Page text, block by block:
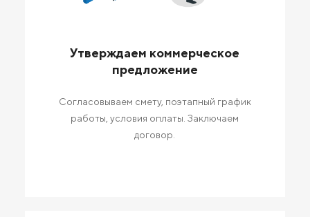
Утверждаем коммерческое
предложение
Согласовываем смету, поэтапный график
работы, условия оплаты. Заключаем
договор.